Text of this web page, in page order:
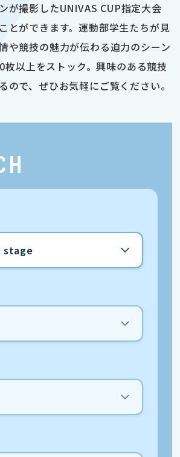
が撮影したUNIVAS CUP指定大会
とができます。運動部学生たちが見
や競技の魅力が伝わる迫力のシーン
以上をストック。興味のある競技
ので、ぜひお気軽にご覧ください。